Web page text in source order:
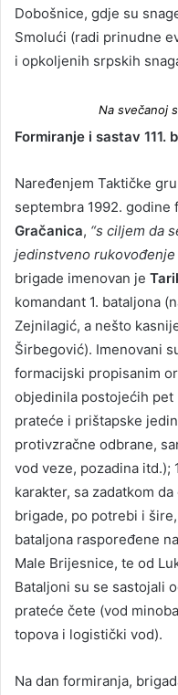
Dobošnice, gdje su
Smolući (radi prinudne
i opkoljenih srpskih
Na svečanoj
Formiranje i sastav 111.
Naređenjem Taktičke
septembra 1992. godine
Gračanica, “s ciljem da
jedinstveno rukovođenje
brigade imenovan je
komandant 1. bataljona
Zejnilagić, a nešto
Širbegović). Imenovani
formacijski propisanim
objedinila postojećih pet
prateće i prištapske
protivzračne odbrane,
vod veze, pozadina itd.);
karakter, sa zadatkom
brigade, po potrebi i
bataljona raspoređene
Male Brijesnice, te od
Bataljoni su se sastojali
prateće čete (vod
topova i logistički vod).
Na dan formiranja,